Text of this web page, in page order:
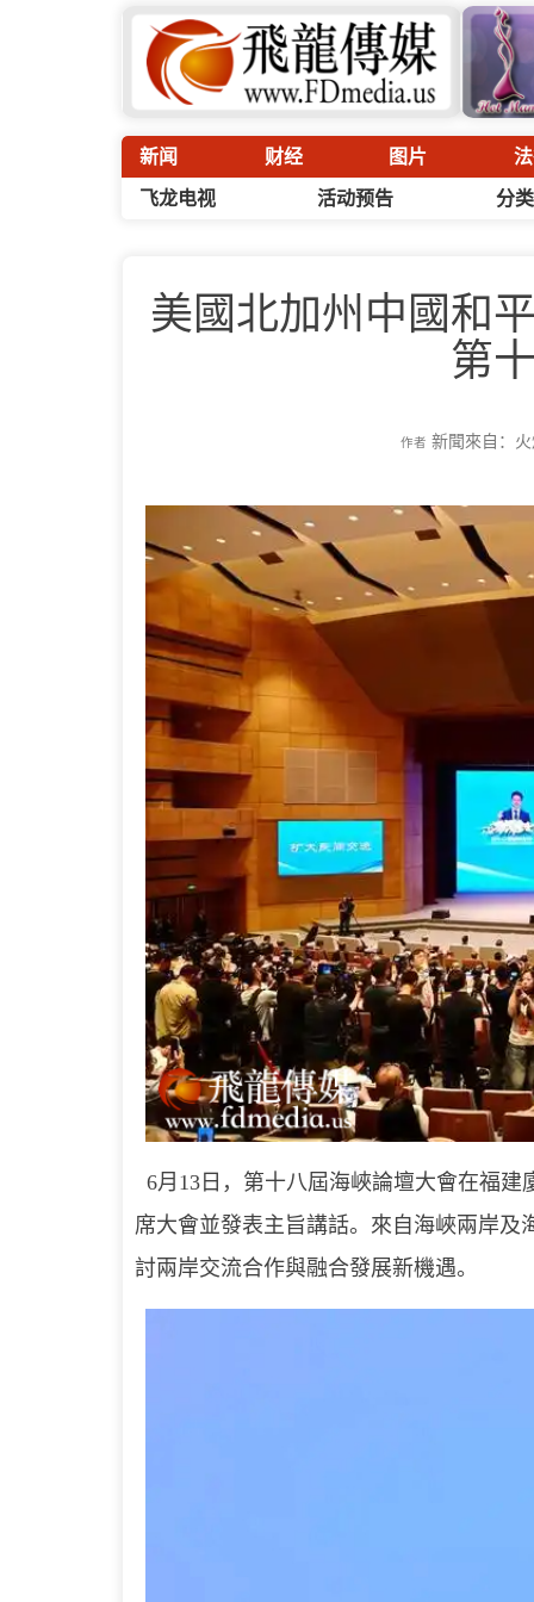
新闻 财经 图片
飞龙电视 活动预告 分
美國北加州中國和
第
作者 新聞來自：
6月13日，第十八屆海峽論壇大會在福
席大會並發表主旨講話。來自海峽兩岸
討兩岸交流合作與融合發展新機遇。